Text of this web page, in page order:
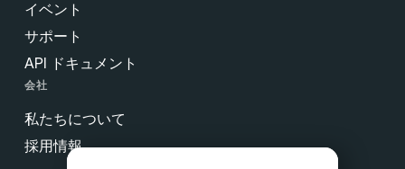
イベント
サポート
API ドキュメント
会社
私たちについて
採用情報